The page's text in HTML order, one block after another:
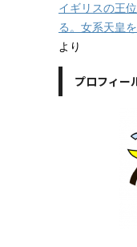
イギリスの王
る。女系天皇
より
プロフィー